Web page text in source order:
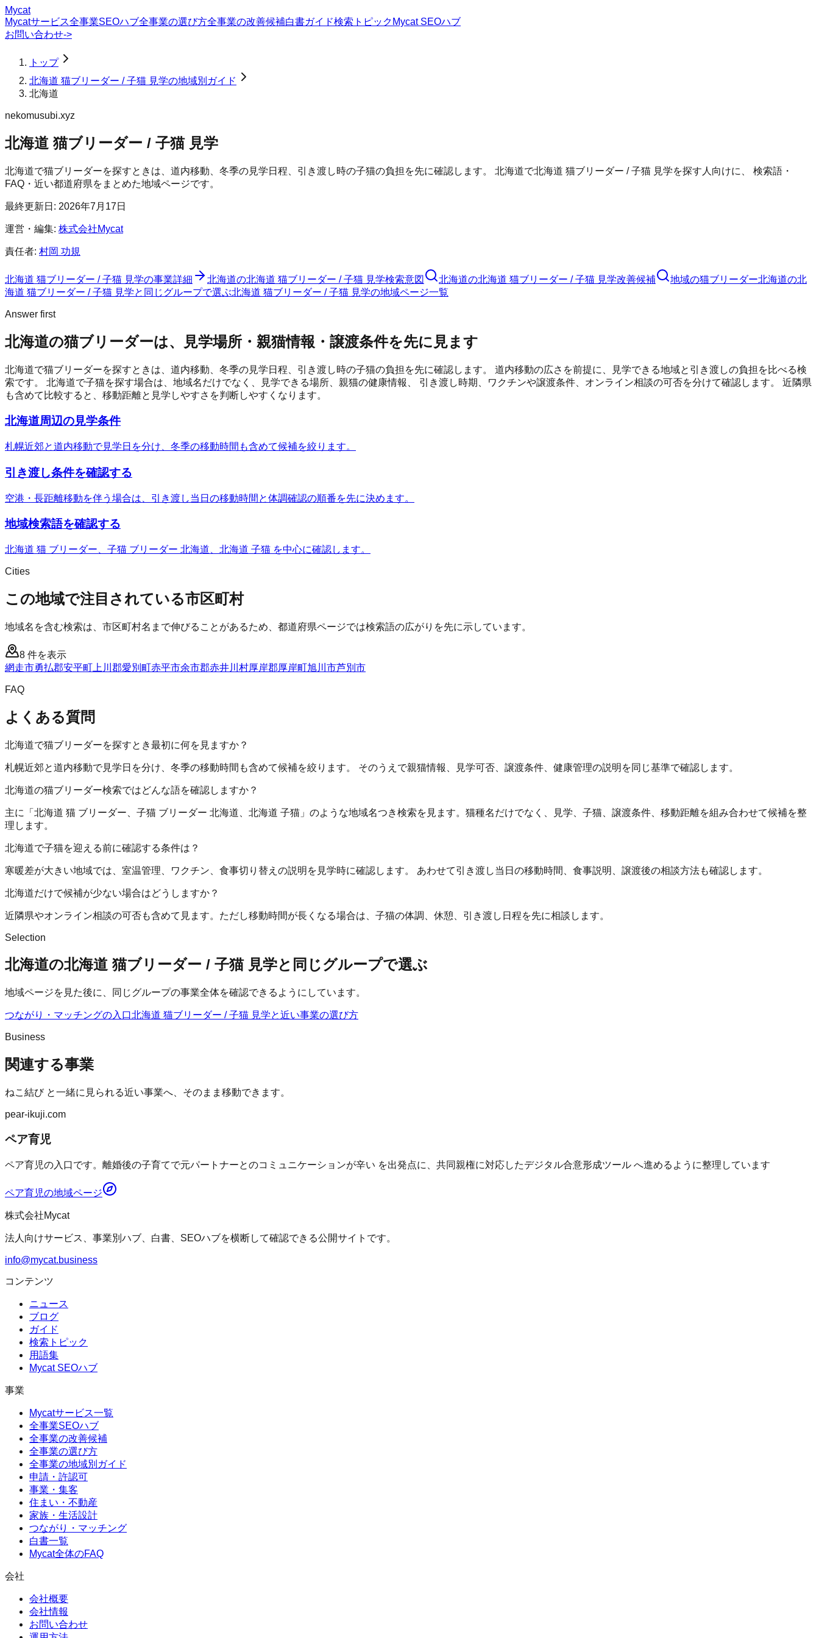
Mycat
Mycatサービス全事業SEOハブ全事業の選び方全事業の改善候補白書ガイド検索トピック Mycat SEOハブ
お問い合わせ->
トップ
北海道 猫ブリーダー / 子猫 見学の地域別ガイド
北海道
nekomusubi.xyz
北海道 猫ブリーダー / 子猫 見学
北海道で猫ブリーダーを探すときは、道内移動、冬季の見学日程、引き渡し時の子猫の負担を先に確認します。 北海道で北海道 猫ブリーダー / 子猫 見学を探す人向けに、 検索語・
FAQ・近い都道府県をまとめた地域ページです。
最終更新日: 2026年7月17日
運営・編集: 株式会社Mycat
責任者: 村岡 功規
北海道 猫ブリーダー / 子猫 見学の事業詳細 北海道の北海道 猫ブリーダー / 子猫 見学検索意図 北海道の北海道 猫ブリーダー / 子猫 見学改善候補 地域の猫ブリーダー北海道の北
海道 猫ブリーダー / 子猫 見学と同じグループで選ぶ北海道 猫ブリーダー / 子猫 見学の地域ページ一覧
Answer first
北海道の猫ブリーダーは、見学場所・親猫情報・譲渡条件を先に見ます
北海道で猫ブリーダーを探すときは、道内移動、冬季の見学日程、引き渡し時の子猫の負担を先に確認します。 道内移動の広さを前提に、見学できる地域と引き渡しの負担を比べる検
索です。 北海道で子猫を探す場合は、地域名だけでなく、見学できる場所、親猫の健康情報、 引き渡し時期、ワクチンや譲渡条件、オンライン相談の可否を分けて確認します。 近隣県
も含めて比較すると、移動距離と見学しやすさを判断しやすくなります。
北海道周辺の見学条件
札幌近郊と道内移動で見学日を分け、冬季の移動時間も含めて候補を絞ります。
引き渡し条件を確認する
空港・長距離移動を伴う場合は、引き渡し当日の移動時間と体調確認の順番を先に決めます。
地域検索語を確認する
北海道 猫 ブリーダー、子猫 ブリーダー 北海道、北海道 子猫 を中心に確認します。
Cities
この地域で注目されている市区町村
地域名を含む検索は、市区町村名まで伸びることがあるため、都道府県ページでは検索語の広がりを先に示しています。
8 件を表示
網走市勇払郡安平町 上川郡愛別町赤平市余市郡赤井川村厚岸郡厚岸町旭川市芦別市
FAQ
よくある質問
北海道で猫ブリーダーを探すとき最初に何を見ますか？
札幌近郊と道内移動で見学日を分け、冬季の移動時間も含めて候補を絞ります。 そのうえで親猫情報、見学可否、譲渡条件、健康管理の説明を同じ基準で確認します。
北海道の猫ブリーダー検索ではどんな語を確認しますか？
主に「北海道 猫 ブリーダー、子猫 ブリーダー 北海道、北海道 子猫」のような地域名つき検索を見ます。猫種名だけでなく、見学、子猫、譲渡条件、移動距離を組み合わせて候補を整
理します。
北海道で子猫を迎える前に確認する条件は？
寒暖差が大きい地域では、室温管理、ワクチン、食事切り替えの説明を見学時に確認します。 あわせて引き渡し当日の移動時間、食事説明、譲渡後の相談方法も確認します。
北海道だけで候補が少ない場合はどうしますか？
近隣県やオンライン相談の可否も含めて見ます。ただし移動時間が長くなる場合は、子猫の体調、休憩、引き渡し日程を先に相談します。
Selection
北海道の北海道 猫ブリーダー / 子猫 見学と同じグループで選ぶ
地域ページを見た後に、同じグループの事業全体を確認できるようにしています。
つながり・マッチングの入口北海道 猫ブリーダー / 子猫 見学と近い事業の選び方
Business
関連する事業
ねこ結びと一緒に見られる近い事業へ、そのまま移動できます。
pear-ikuji.com
ペア育児
ペア育児の入口です。離婚後の子育てで元パートナーとのコミュニケーションが辛い を出発点に、共同親権に対応したデジタル合意形成ツール へ進めるように整理しています
ペア育児の地域ページ
株式会社Mycat
法人向けサービス、事業別ハブ、白書、SEOハブを横断して確認できる公開サイトです。
info@mycat.business
コンテンツ
ニュース
ブログ
ガイド
検索トピック
用語集
Mycat SEOハブ
事業
Mycatサービス一覧
全事業SEOハブ
全事業の改善候補
全事業の選び方
全事業の地域別ガイド
申請・許認可
事業・集客
住まい・不動産
家族・生活設計
つながり・マッチング
白書一覧
Mycat全体のFAQ
会社
会社概要
会社情報
お問い合わせ